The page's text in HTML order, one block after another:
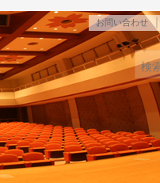
お問い合わせ｜
検索